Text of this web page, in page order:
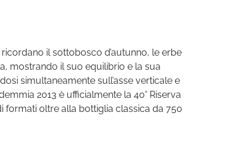
il sottobosco d’autunno, le erbe
mostrando il suo equilibrio e la sua
simultaneamente sull’asse verticale e
2013 è ufficialmente la 40° Riserva
formati oltre alla bottiglia classica da 750